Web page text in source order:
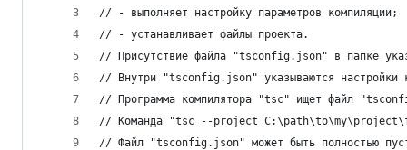
// - выполняет настройку параметров компиляции;
// - устанавливает файлы проекта.
// Присутствие файла "tsconfig.json" в папке
// Внутри "tsconfig.json" указываются настройки
// Программа компилятора "tsc" ищет файл
// Команда "tsc --project
// Файл "tsconfig.json" может быть полностью